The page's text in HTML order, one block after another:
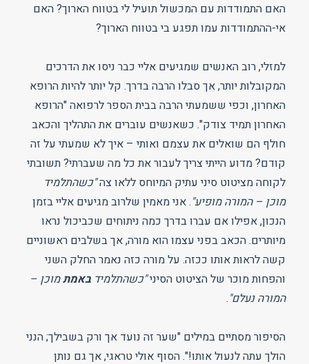
האם התמודדות עם המכשול תועיל לי בטווח הארוך? האם
אי-ההתמודדות עמו תפגע בי בטווח הארוך?
למזלי, רוב האנשים שמגיעים אליי כבר ניסו את הדרכים
המקובלות יותר, אך סבלו הרבה בדרך. קל יותר להיות הרופא
האחרון, וכפי ששמעתי הרבה בבית הספר לרפואה "הרופא
האחרון תמיד צודק". כשאנשים עוברים את התהליך והכאב
חולף הם שואלים את עצמם ואותי – איך לא שמעתי על זה
קודם? מדוע הייתי צריך לעבור את כל מה שעברתי? תשובתי
לקוחה מציטוט סיני עתיק המיוחס ללאו צה"כשהתלמיד
מוכן – המורה מופיע". אני מאמין שלרוב מגיעים אליי בזמן
הנכון, אפילו אם עברו בדרך כמה ניתוחים שכביכול נראו
מיותרים. הכאב בפני עצמו הוא מורה, אך בשלבים ראשוניים
קשה לראות אותו ככזה. על מורה כזה נאמר החלק השני
והפחות מוכר של הציטוט הסיני"כשהתלמידבאמתמוכן –
המורה נעלם".
הסיפור מסתיים במילים "שער זה נועד אך ורק בשבילך; הנני
הולך עתה לנעול אותו!". הסוף אולי טראגי, אך גם נותן